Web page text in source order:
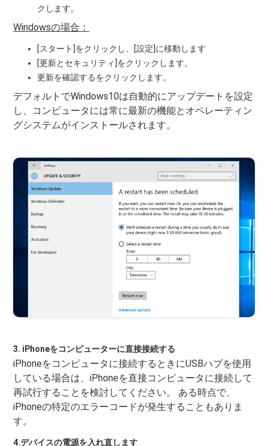
クします。
Windowsの場合：
[スタート]をクリックし、[設定]に移動します
[更新とセキュリティ]をクリックします。
更新を確認するをクリックします。
デフォルトでWindows10は自動的にアップデートを設定
し、コンピュータには常に最新の機能とオペレーティン
グシステムがインストールされます。
3. iPhoneをコンピューターに直接接続する
iPhoneをコンピュータに接続するときにUSBハブを使用
している場合は、iPhoneを直接コンピュータに接続して
再試行することを検討してください。 ある時点で、
iPhoneの特定のエラーコードが発生することもありま
す。
4.デバイスの電源を入れ直します